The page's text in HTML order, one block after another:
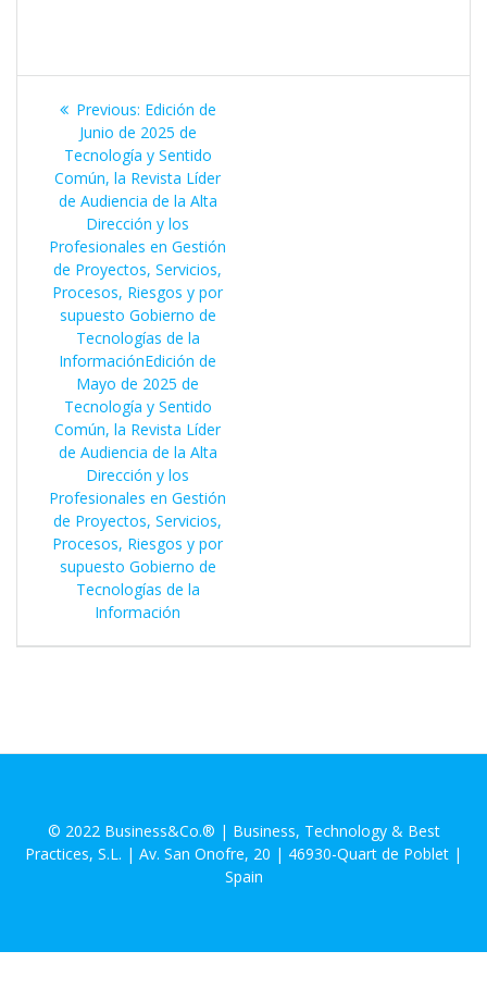
Navegación
entradas
Previous: Previous
post:
Edición de
Junio de 2025 de
Tecnología y Sentido
Común, la Revista Líder
de Audiencia de la Alta
Dirección y los
Profesionales en Gestión
de Proyectos, Servicios,
Procesos, Riesgos y por
supuesto Gobierno de
Tecnologías de la
InformaciónEdición de
Mayo de 2025 de
Tecnología y Sentido
Común, la Revista Líder
de Audiencia de la Alta
Dirección y los
Profesionales en Gestión
de Proyectos, Servicios,
Procesos, Riesgos y por
supuesto Gobierno de
Tecnologías de la
Información
© 2022 Business&Co.® | Business, Technology & Best
Practices, S.L. | Av. San Onofre, 20 | 46930-Quart de Poblet |
Spain